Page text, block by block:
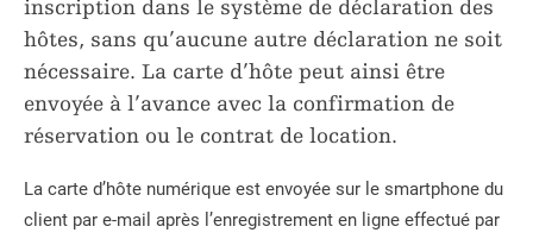
inscription dans le système de déclaration des
hôtes, sans qu’aucune autre déclaration ne soit
nécessaire. La carte d’hôte peut ainsi être
envoyée à l’avance avec la confirmation de
réservation ou le contrat de location.
La carte d’hôte numérique est envoyée sur le smartphone du
client par e-mail après l’enregistrement en ligne effectué par